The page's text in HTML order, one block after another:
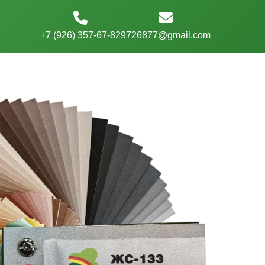
+7 (926) 357-67-829726877@gmail.com